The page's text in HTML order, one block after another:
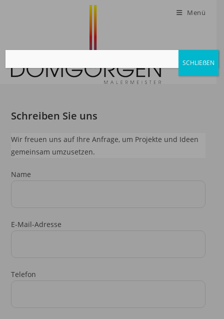
Menü
Schreiben Sie uns
Wir freuen uns auf Ihre Anfrage, um Projekte und Ideen
gemeinsam umzusetzen.
Name
E-Mail-Adresse
Telefon
SCHLIEẞEN